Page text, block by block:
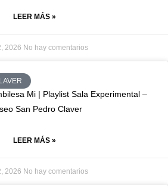
LEER MÁS »
2026 No hay comentarios
Mi | Playlist Sala Experimental –
San Pedro Claver
LEER MÁS »
2026 No hay comentarios